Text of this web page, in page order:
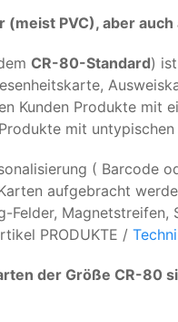
PVC), aber
CR-80-Standard)
Kunden Produkte
mit
( Barcode
aufgebracht
PRODUKTE /
der Größe CR-80